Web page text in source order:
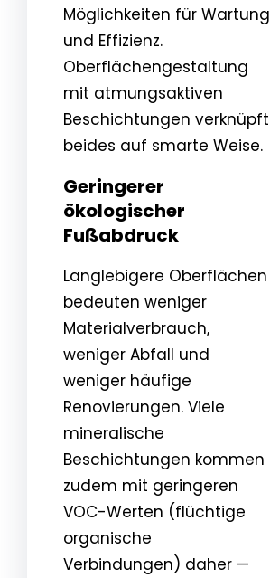
Möglichkeiten für Wartung
und Effizienz.
Oberflächengestaltung
mit atmungsaktiven
Beschichtungen verknüpft
beides auf smarte Weise.
Geringerer
ökologischer
Fußabdruck
Langlebigere Oberflächen
bedeuten weniger
Materialverbrauch,
weniger Abfall und
weniger häufige
Renovierungen. Viele
mineralische
Beschichtungen kommen
zudem mit geringeren
VOC-Werten (flüchtige
organische
Verbindungen) daher —